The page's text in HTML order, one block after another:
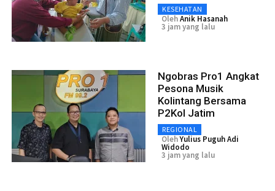
KESEHATAN
OlehAnik Hasanah
3 jam yang lalu
Ngobras Pro1 Angkat
Pesona Musik
Kolintang Bersama
P2Kol Jatim
REGIONAL
OlehYulius Puguh Adi
Widodo
3 jam yang lalu